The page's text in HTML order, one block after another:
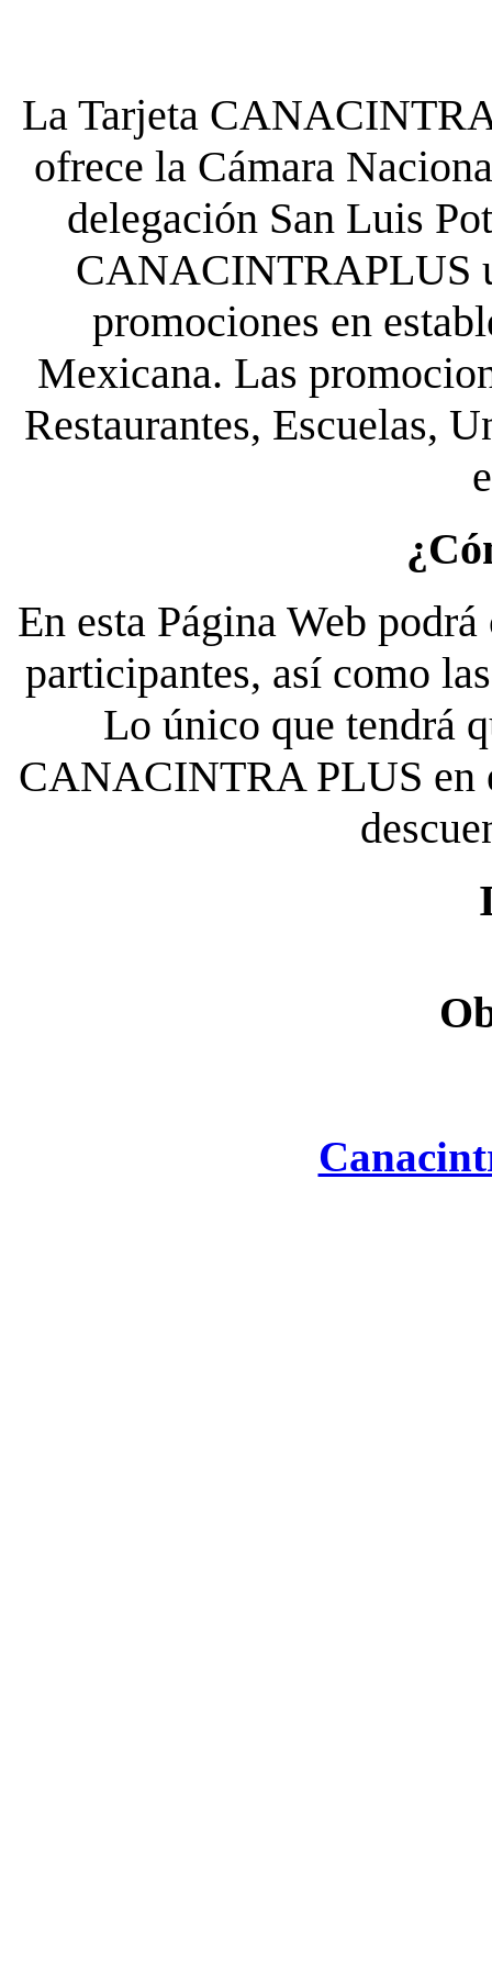
La Tarjeta
ofrece la Cámara
delegación San Luis
CANACINTRAPLUS
promociones en
Mexicana. Las
Restaurantes, Escuelas,
En esta Página Web
participantes, así como
Lo único que tendrá
CANACINTRA PLUS en